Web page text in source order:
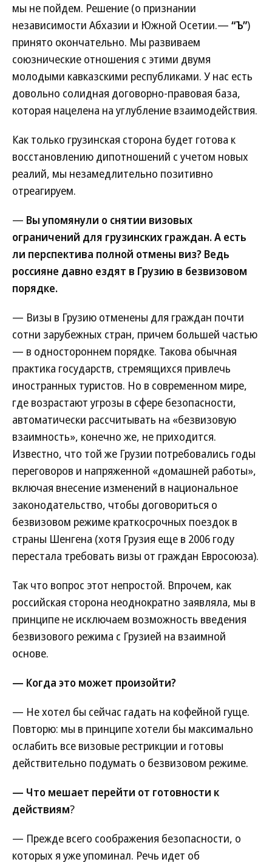
мы не пойдем. Решение (о признании
независимости Абхазии и Южной Осетии.— “Ъ”)
принято окончательно. Мы развиваем
союзнические отношения с этими двумя
молодыми кавказскими республиками. У нас есть
довольно солидная договорно-правовая база,
которая нацелена на углубление взаимодействия.
Как только грузинская сторона будет готова к
восстановлению дипотношений с учетом новых
реалий, мы незамедлительно позитивно
отреагируем.
— Вы упомянули о снятии визовых
ограничений для грузинских граждан. А есть
ли перспектива полной отмены виз? Ведь
россияне давно ездят в Грузию в безвизовом
порядке.
— Визы в Грузию отменены для граждан почти
сотни зарубежных стран, причем большей частью
— в одностороннем порядке. Такова обычная
практика государств, стремящихся привлечь
иностранных туристов. Но в современном мире,
где возрастают угрозы в сфере безопасности,
автоматически рассчитывать на «безвизовую
взаимность», конечно же, не приходится.
Известно, что той же Грузии потребовались годы
переговоров и напряженной «домашней работы»,
включая внесение изменений в национальное
законодательство, чтобы договориться о
безвизовом режиме краткосрочных поездок в
страны Шенгена (хотя Грузия еще в 2006 году
перестала требовать визы от граждан Евросоюза).
Так что вопрос этот непростой. Впрочем, как
российская сторона неоднократно заявляла, мы в
принципе не исключаем возможность введения
безвизового режима с Грузией на взаимной
основе.
— Когда это может произойти?
— Не хотел бы сейчас гадать на кофейной гуще.
Повторю: мы в принципе хотели бы максимально
ослабить все визовые рестрикции и готовы
действительно подумать о безвизовом режиме.
— Что мешает перейти от готовности к
действиям?
— Прежде всего соображения безопасности, о
которых я уже упоминал. Речь идет об